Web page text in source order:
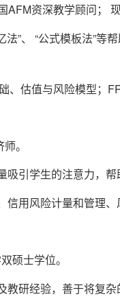
资深教学顾问；
法”、 “公式模板法”
、‌估值与风险模型‌；
。
引学生的注意力，帮
用风险计量和管理、
硕士学位。
教研经验，善于将复